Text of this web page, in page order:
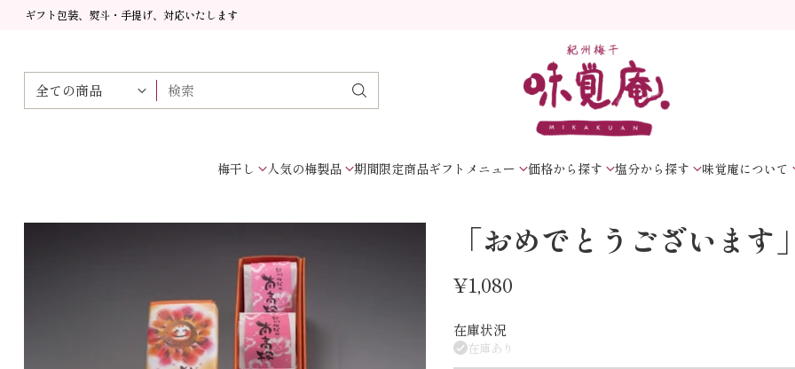
ギフト包装、熨斗・手提げ、対応いたします
検索
梅干し 人気の梅製品 期間限定商品ギフトメニュー 価格から探す 塩分から探す 味覚庵について
「おめでとうございます
通
常
価
¥1,080
在庫状況
在庫あり